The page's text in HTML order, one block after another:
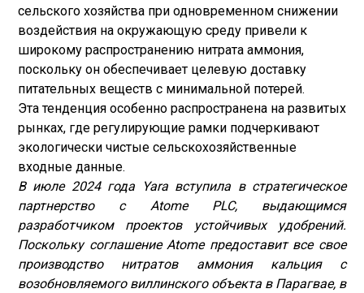
сельского хозяйства при одновременном снижении
воздействия на окружающую среду привели к
широкому распространению нитрата аммония,
поскольку он обеспечивает целевую доставку
питательных веществ с минимальной потерей.
Эта тенденция особенно распространена на развитых
рынках, где регулирующие рамки подчеркивают
экологически чистые сельскохозяйственные
входные данные.
В июле 2024 года Yara вступила в стратегическое
партнерство с Atome PLC, выдающимся
разработчиком проектов устойчивых удобрений.
Поскольку соглашение Atome предоставит все свое
производство нитратов аммония кальция с
возобновляемого виллинского объекта в Парагвае, в